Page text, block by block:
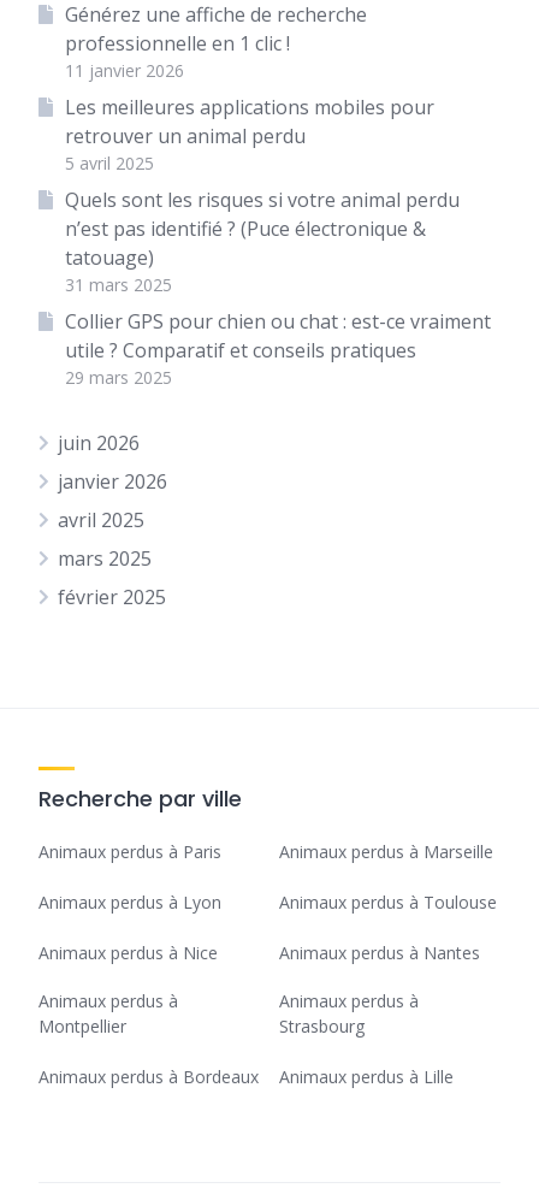
Générez une affiche de recherche
professionnelle en 1 clic !
11 janvier 2026
Les meilleures applications mobiles pour
retrouver un animal perdu
5 avril 2025
Quels sont les risques si votre animal perdu
n’est pas identifié ? (Puce électronique &
tatouage)
31 mars 2025
Collier GPS pour chien ou chat : est-ce vraiment
utile ? Comparatif et conseils pratiques
29 mars 2025
juin 2026
janvier 2026
avril 2025
mars 2025
février 2025
Recherche par ville
Animaux perdus à Paris Animaux perdus à Marseille
Animaux perdus à Lyon Animaux perdus à Toulouse
Animaux perdus à Nice Animaux perdus à Nantes
Animaux perdus à
Montpellier
Animaux perdus à
Strasbourg
Animaux perdus à Bordeaux Animaux perdus à Lille